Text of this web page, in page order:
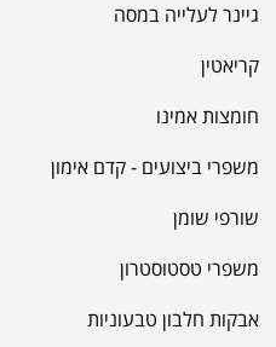
גיינר לעלייה במסה
קריאטין
חומצות אמינו
משפרי ביצועים - קדם אימון
שורפי שומן
משפרי טסטוסטרון
אבקות חלבון טבעוניות